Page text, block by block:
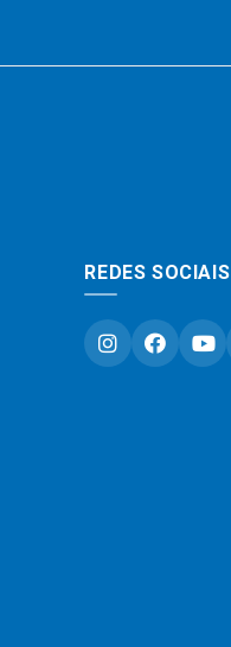
REDES SOCIAIS